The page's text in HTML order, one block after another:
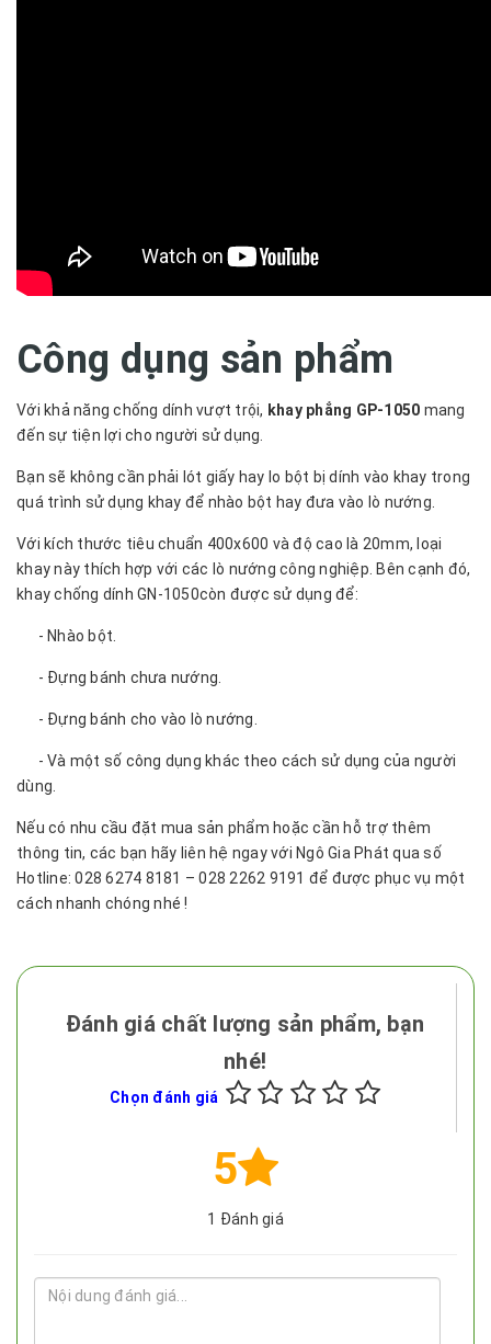
Công dụng sản phẩm
Với khả năng chống dính vượt trội, khay phẳng GP-1050 mang
đến sự tiện lợi cho người sử dụng.
Bạn sẽ không cần phải lót giấy hay lo bột bị dính vào khay trong
quá trình sử dụng khay để nhào bột hay đưa vào lò nướng.
Với kích thước tiêu chuẩn 400x600 và độ cao là 20mm, loại
khay này thích hợp với các lò nướng công nghiệp. Bên cạnh đó,
khay chống dính GN-1050còn được sử dụng để:
- Nhào bột.
- Đựng bánh chưa nướng.
- Đựng bánh cho vào lò nướng.
- Và một số công dụng khác theo cách sử dụng của người
dùng.
Nếu có nhu cầu đặt mua sản phẩm hoặc cần hỗ trợ thêm
thông tin, các bạn hãy liên hệ ngay với Ngô Gia Phát qua số
Hotline: 028 6274 8181 – 028 2262 9191 để được phục vụ một
cách nhanh chóng nhé !
Đánh giá chất lượng sản phẩm, bạn
nhé!
Chọn đánh giá
5
1 Đánh giá